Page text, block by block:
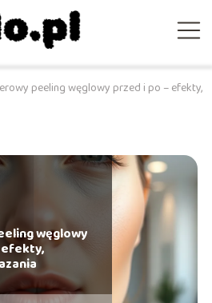
peeling węglowy przed i po – efekty,
węglowy